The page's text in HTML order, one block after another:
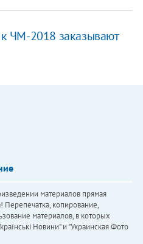
ЧМ-2018 заказывают
материалов прямая
Перепечатка, копирование,
материалов, в которых
Новини" и "Украинская Фото